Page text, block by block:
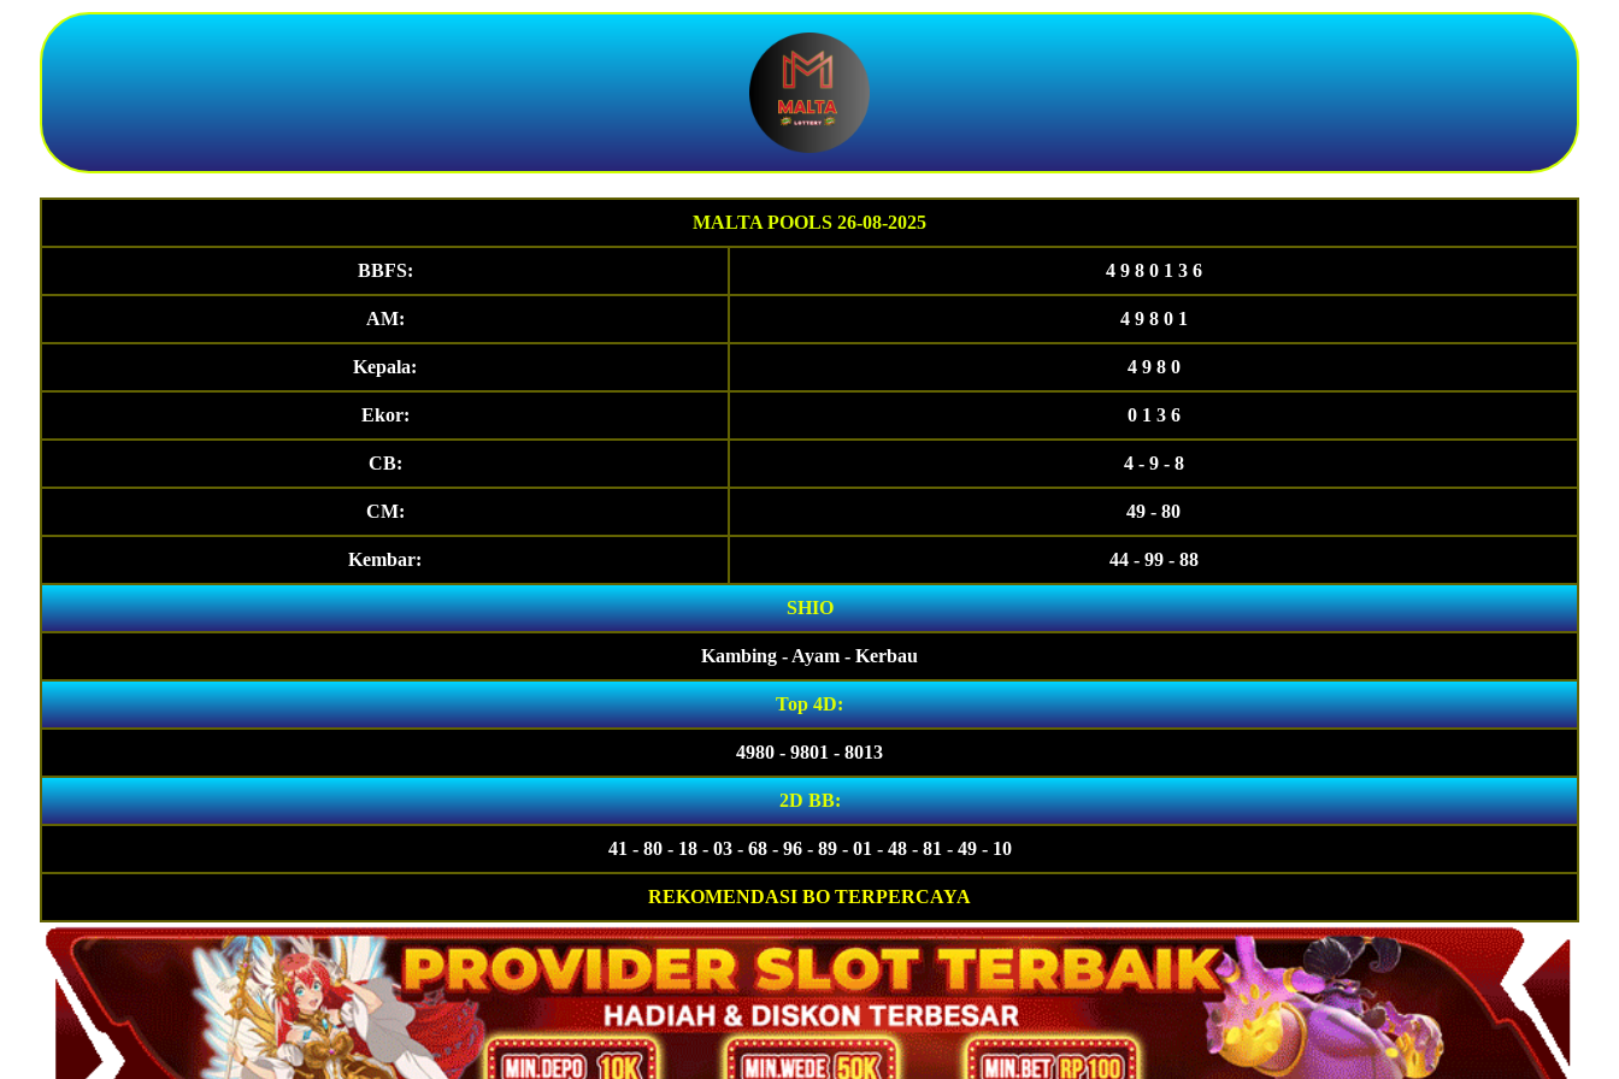
MALTA POOLS 26-08-2025
BBFS: 4 9 8 0 1 3 6
AM: 4 9 8 0 1
Kepala: 4 9 8 0
Ekor: 0 1 3 6
CB: 4 - 9 - 8
CM: 49 - 80
Kembar: 44 - 99 - 88
SHIO
Kambing - Ayam - Kerbau
Top 4D:
4980 - 9801 - 8013
2D BB:
41 - 80 - 18 - 03 - 68 - 96 - 89 - 01 - 48 - 81 - 49 - 10
REKOMENDASI BO TERPERCAYA